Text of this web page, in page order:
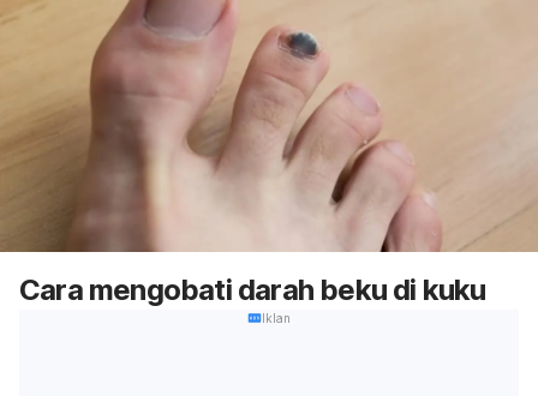
Cara mengobati darah beku di kuku
Iklan